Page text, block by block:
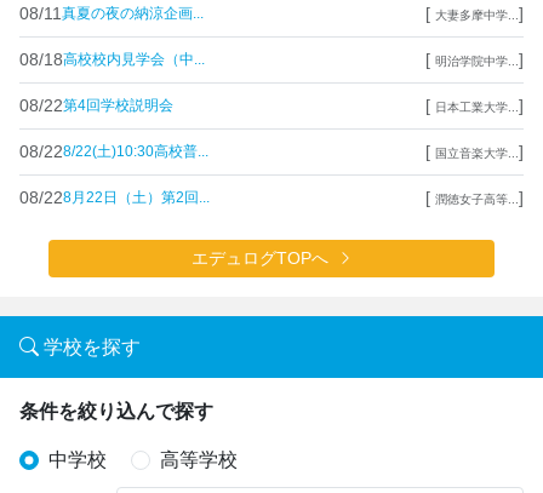
08/11 真夏の夜の納涼企画... [ 大妻多摩中学... ]
08/18高校校内見学会（中... [ 明治学院中学... ]
08/22第4回学校説明会 [ 日本工業大学... ]
08/228/22(土)10:30高校普... [ 国立音楽大学... ]
08/228月22日（土）第2回... [ 潤徳女子高等... ]
エデュログTOPへ
学校を探す
条件を絞り込んで探す
中学校 高等学校